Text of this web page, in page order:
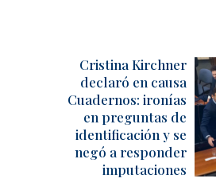
Cristina Kirchner
declaró en causa
Cuadernos: ironías
en preguntas de
identificación y se
negó a responder
imputaciones